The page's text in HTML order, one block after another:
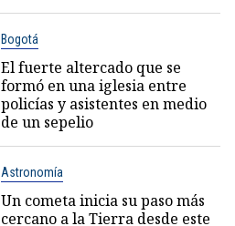
Bogotá
El fuerte altercado que se
formó en una iglesia entre
policías y asistentes en medio
de un sepelio
Astronomía
Un cometa inicia su paso más
cercano a la Tierra desde este